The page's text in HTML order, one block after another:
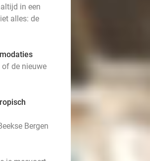
in een
alles: de
de nieuwe
Bergen